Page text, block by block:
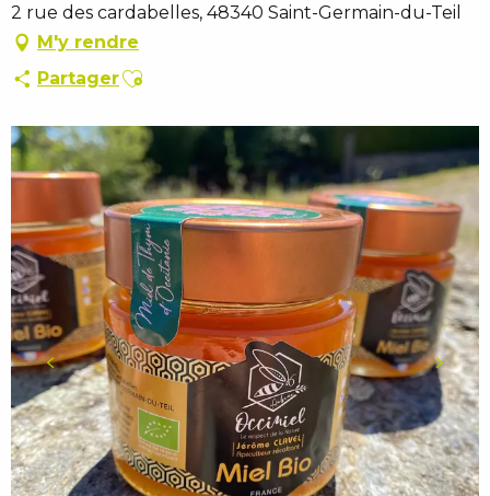
2 rue des cardabelles, 48340 Saint-Germain-du-Teil
M'y rendre
PartagerAjouter aux favoris